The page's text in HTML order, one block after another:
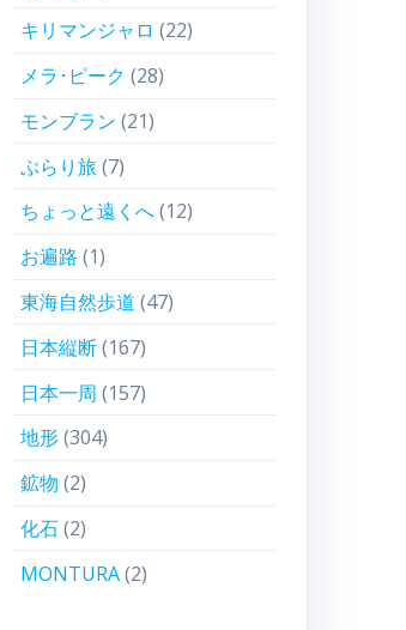
キリマンジャロ (22)
メラ･ピーク (28)
モンブラン (21)
ぶらり旅 (7)
ちょっと遠くへ(12)
お遍路 (1)
東海自然歩道 (47)
日本縦断(167)
日本一周 (157)
地形(304)
鉱物 (2)
化石(2)
MONTURA(2)